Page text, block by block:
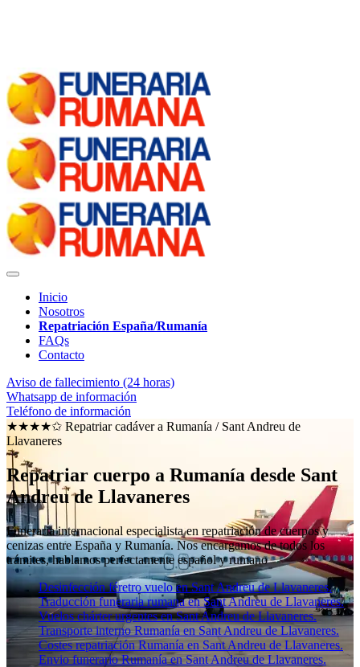
Inicio
Nosotros
Repatriación España/Rumanía
FAQs
Contacto
Aviso de fallecimiento (24 horas)
Whatsapp de información
Teléfono de información
★★★★✩ Repatriar cadáver a Rumanía / Sant Andreu de
Llavaneres
Repatriar cuerpo a Rumanía desde Sant
Andreu de Llavaneres
Funeraria internacional especialista en repatriación de cuerpos y
cenizas entre España y Rumanía. Nos encargamos de todos los
trámites, hablamos perfectamente español y rumano
Desinfección féretro vuelo en Sant Andreu de Llavaneres.
Traducción funeraria rumana en Sant Andreu de Llavaneres.
Vuelos chárter urgentes en Sant Andreu de Llavaneres.
Transporte interno Rumanía en Sant Andreu de Llavaneres.
Costes repatriación Rumanía en Sant Andreu de Llavaneres.
Envio funerario Rumanía en Sant Andreu de Llavaneres.